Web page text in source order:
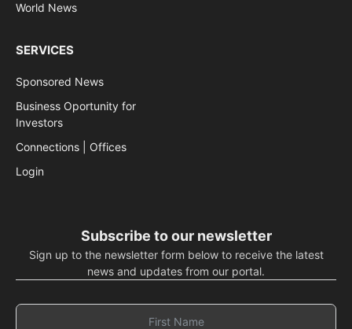
World News
SERVICES
Sponsored News
Business Oportunity for
Investors
Connections | Offices
Login
Subscribe to our newsletter
Sign up to the newsletter form below to receive the latest
news and updates from our portal.